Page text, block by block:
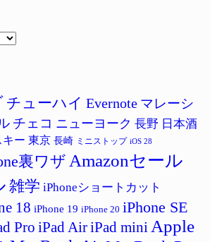
チューハイ Evernote マレーシ
チェコ ニューヨーク 長野 日本酒
キー 東京 長崎 ミニストップ iOS 28
裏ワザ Amazonセール
雑学 iPhoneショートカット
18 iPhone 19 iPhone 20 iPhone SE
Pro iPad AiriPad mini Apple